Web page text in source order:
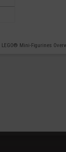
LEGO® Mini-Figurines